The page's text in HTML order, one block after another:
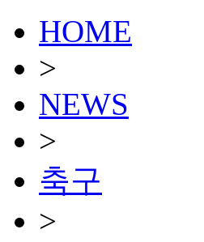
HOME
>
NEWS
>
축구
>